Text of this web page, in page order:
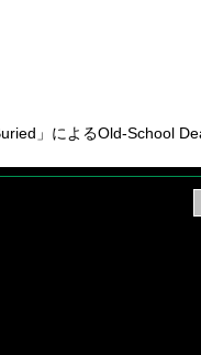
」によるOld-School